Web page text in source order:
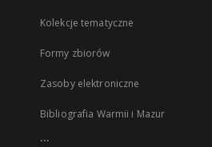
Kolekcje tematyczne
Formy zbiorów
Zasoby elektroniczne
Bibliografia Warmii i Mazur
...